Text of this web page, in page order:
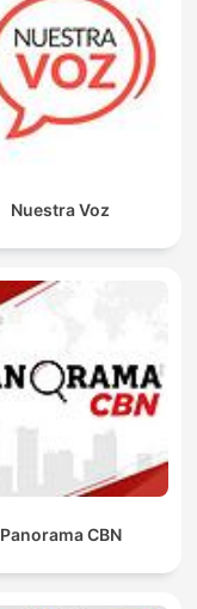
Nuestra Voz
Panorama CBN